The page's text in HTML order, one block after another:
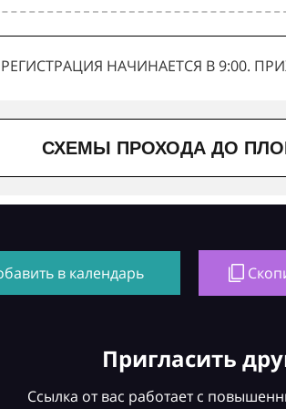
РЕГИСТРАЦИЯ НАЧИНАЕТСЯ В 9:00.
СХЕМЫ ПРОХОДА ДО
в календарь
Пригласить
Ссылка от вас работает с